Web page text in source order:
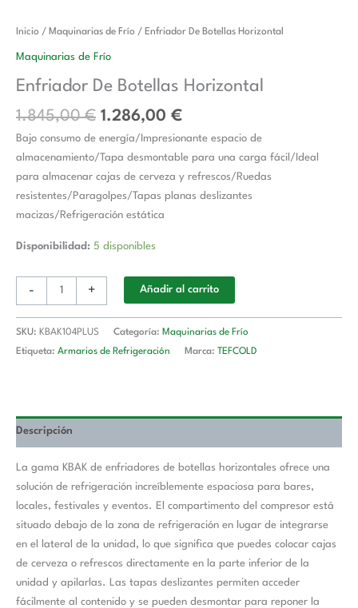
Inicio / Maquinarias de Frío / Enfriador De Botellas Horizontal
Maquinarias de Frío
Enfriador De Botellas Horizontal
1.845,00€
El
precio
era:
1.845,00 €.
1.286,00 €
El
es:
1.286,00 €.
Bajo consumo de energía/Impresionante espacio de
almacenamiento/Tapa desmontable para una carga fácil/Ideal
para almacenar cajas de cerveza y refrescos/Ruedas
resistentes/Paragolpes/Tapas planas deslizantes
macizas/Refrigeración estática
Disponibilidad: 5 disponibles
-
Enfriador
De
Horizontal
cantidad
+ Añadir al carrito
SKU: KBAK104PLUS Categoría: Maquinarias de Frío
Etiqueta: Armarios de Refrigeración Marca: TEFCOLD
Descripción
La gama KBAK de enfriadores de botellas horizontales ofrece una
solución de refrigeración increíblemente espaciosa para bares,
locales, festivales y eventos. El compartimento del compresor está
situado debajo de la zona de refrigeración en lugar de integrarse
en el lateral de la unidad, lo que significa que puedes colocar cajas
de cerveza o refrescos directamente en la parte inferior de la
unidad y apilarlas. Las tapas deslizantes permiten acceder
fácilmente al contenido y se pueden desmontar para reponer la